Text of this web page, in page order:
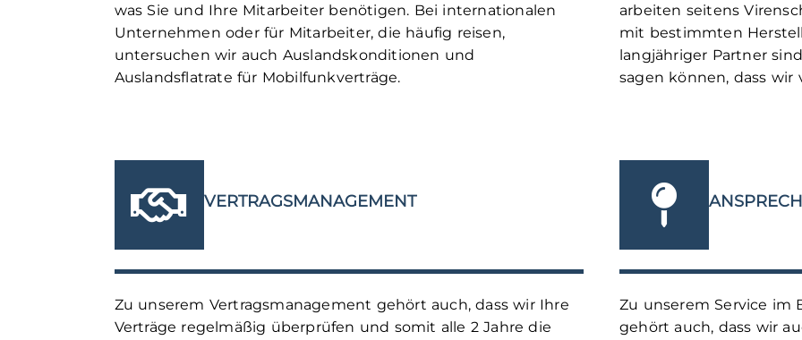
was Sie und Ihre Mitarbeiter benötigen. Bei internationalen
Unternehmen oder für Mitarbeiter, die häufig reisen,
untersuchen wir auch Auslandskonditionen und
Auslandsflatrate für Mobilfunkverträge.
arbeiten seitens
mit bestimmten
langjähriger Partner
sagen können, dass
VERTRAGSMANAGEMENT
Zu unserem Vertragsmanagement gehört auch, dass wir Ihre
Verträge regelmäßig überprüfen und somit alle 2 Jahre die
Zu unserem Service im
gehört auch, dass wir